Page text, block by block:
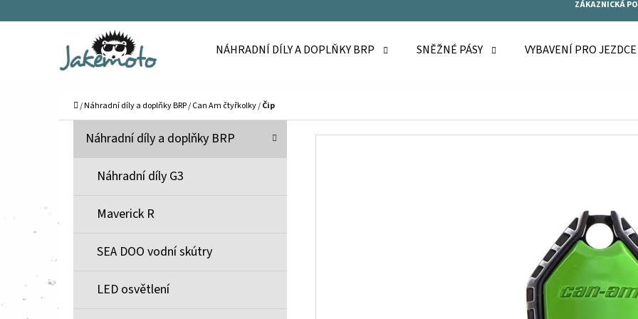
ZÁKAZNICKÁ
NÁHRADNÍ DÍLY A DOPLŇKY BRP SNĚŽNÉ PÁSY VYBAVENÍ PRO JEZDCE
Domů
/Náhradní díly a doplňky BRP/Can Am čtyřkolky/Čip
R
Přeskočit
K Náhradní díly a doplňky BRP
Náhradní díly G3
Maverick R
SEA DOO vodní skútry
LED osvětlení
obchodu
obchodu